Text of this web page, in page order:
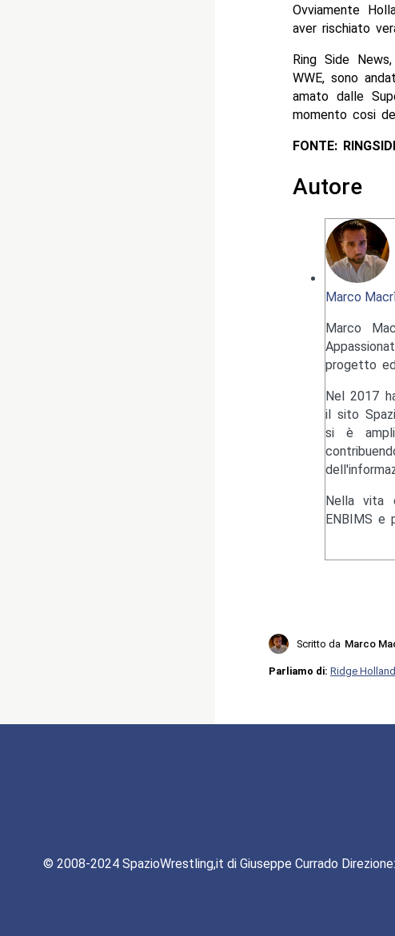
Ovviamente
aver rischiato
Ring Side
WWE, sono
amato dalle
momento cosi
FONTE:
Autore
Marco
Marco
progetto
Nel 2017
il sito
si è
Nella vita
ENBIMS e
Scritto da Marco
Parliamo di: Ridge Holland
© 2008-2024 SpazioWrestling,it di Giuseppe Currado